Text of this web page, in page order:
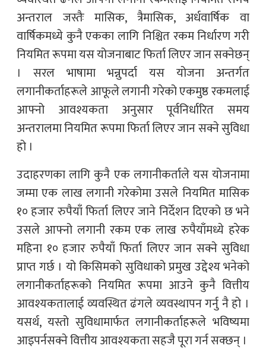
अन्तराल जस्तैः मासिक, त्रैमासिक, अर्धवार्षिक वा
वार्षिकमध्ये कुनै एकका लागि निश्चित रकम निर्धारण गरी
नियमित रूपमा यस योजनाबाट फिर्ता लिएर जान सक्नेछन्
। सरल भाषामा भन्नुपर्दा यस योजना अन्तर्गत
लगानीकर्ताहरूले आफूले लगानी गरेको एकमुष्ठ रकमलाई
आफ्नो आवश्यकता अनुसार पूर्वनिर्धारित समय
अन्तरालमा नियमित रूपमा फिर्ता लिएर जान सक्ने सुविधा
हो ।
उदाहरणका लागि कुनै एक लगानीकर्ताले यस योजनामा
जम्मा एक लाख लगानी गरेकोमा उसले नियमित मासिक
१० हजार रुपैयाँ फिर्ता लिएर जाने निर्देशन दिएको छ भने
उसले आफ्नो लगानी रकम एक लाख रुपैयाँमध्ये हरेक
महिना १० हजार रुपैयाँ फिर्ता लिएर जान सक्ने सुविधा
प्राप्त गर्छ । यो किसिमको सुविधाको प्रमुख उद्देश्य भनेको
लगानीकर्ताहरूको नियमित रूपमा आउने कुनै वित्तीय
आवश्यकतालाई व्यवस्थित ढंगले व्यवस्थापन गर्नु नै हो ।
यसर्थ, यस्तो सुविधामार्फत लगानीकर्ताहरूले भविष्यमा
आइपर्नसक्ने वित्तीय आवश्यकता सहजै पूरा गर्न सक्छन् ।